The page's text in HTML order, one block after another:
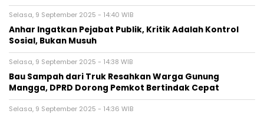
Selasa, 9 September 2025 - 14:40 WIB
Anhar Ingatkan Pejabat Publik, Kritik Adalah Kontrol
Sosial, Bukan Musuh
Selasa, 9 September 2025 - 14:38 WIB
Bau Sampah dari Truk Resahkan Warga Gunung
Mangga, DPRD Dorong Pemkot Bertindak Cepat
Selasa, 9 September 2025 - 14:36 WIB